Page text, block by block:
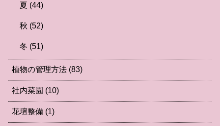
夏 (44)
秋 (52)
冬 (51)
植物の管理方法 (83)
社内菜園 (10)
花壇整備 (1)